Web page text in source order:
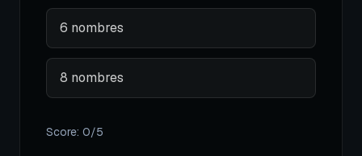
6 nombres
8 nombres
Score: 0/5